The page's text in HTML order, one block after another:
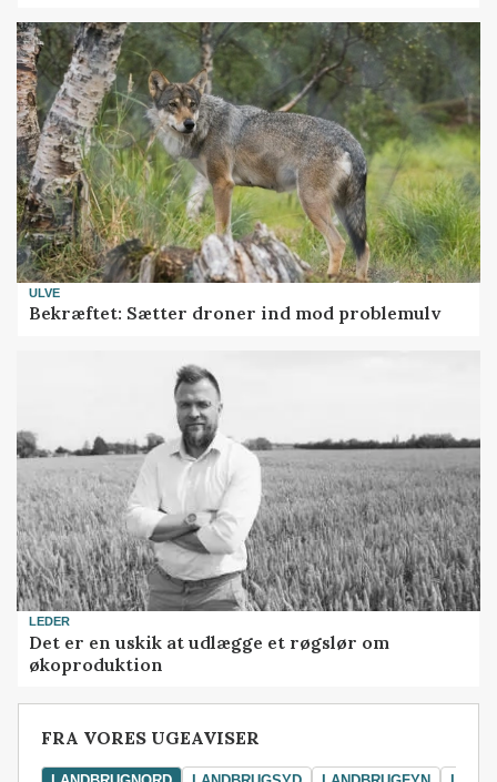
ULVE
Bekræftet: Sætter droner ind mod problemulv
LEDER
Det er en uskik at udlægge et røgslør om
økoproduktion
FRA VORES UGEAVISER